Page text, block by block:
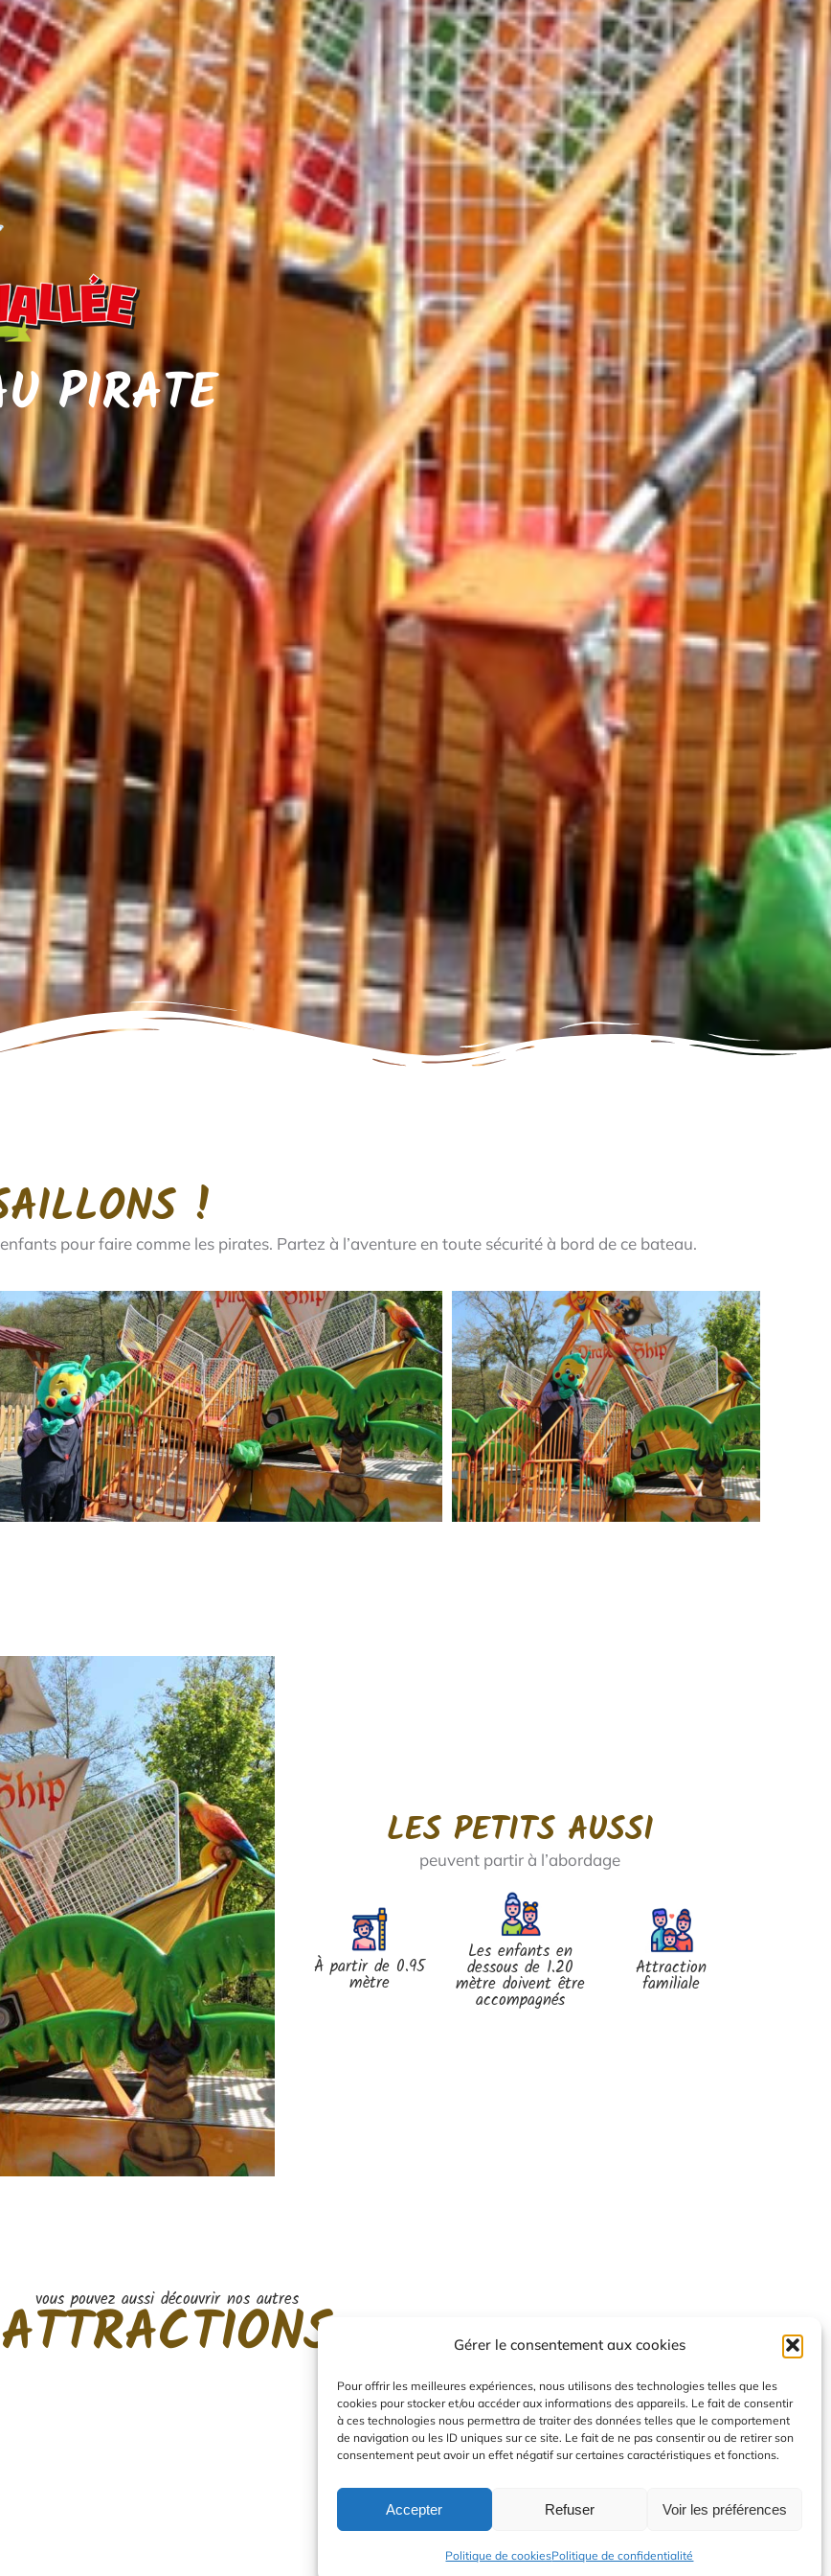
Gérer le consentement aux cookies
Pour offrir les meilleures expériences, nous utilisons des technologies telles que les
cookies pour stocker et/ou accéder aux informations des appareils. Le fait de consentir
à ces technologies nous permettra de traiter des données telles que le comportement
de navigation ou les ID uniques sur ce site. Le fait de ne pas consentir ou de retirer son
consentement peut avoir un effet négatif sur certaines caractéristiques et fonctions.
Accepter Refuser Voir les préférences
Politique de cookiesPolitique de confidentialité
PIRATE
!
pour faire comme les pirates. Partez à l’aventure en toute sécurité à bord de ce bateau.
LES PETITS AUSSI
peuvent partir à l’abordage
À partir de 0.95
mètre
Les enfants en
dessous de 1.20
mètre doivent être
accompagnés
Attraction
familiale
vous pouvez aussi découvrir nos autres
ATTRACTIONS